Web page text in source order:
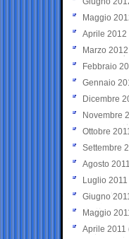
Maggio
Aprile 2012
Marzo 2012
Febbraio
Gennaio
Dicembre
Novembre
Ottobre
Settembre
Agosto 2011
Luglio 2011
Giugno
Maggio
Aprile 2011